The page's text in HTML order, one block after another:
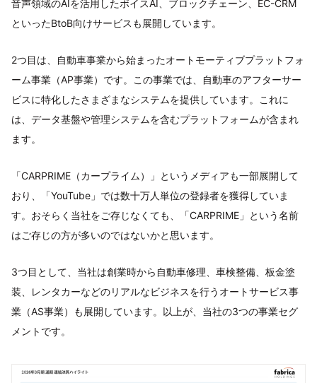
音声領域のAIを活用したボイスAI、ブロックチェーン、EC-CRM
といったBtoB向けサービスも展開しています。
2つ目は、自動車事業から始まったオートモーティブプラットフォ
ーム事業（AP事業）です。この事業では、自動車のアフターサー
ビスに特化したさまざまなシステムを提供しています。これに
は、データ基盤や管理システムを含むプラットフォームが含まれ
ます。
「CARPRIME（カープライム）」というメディアも一部展開して
おり、「YouTube」では数十万人単位の登録者を獲得していま
す。おそらく当社をご存じなくても、「CARPRIME」という名前
はご存じの方が多いのではないかと思います。
3つ目として、当社は創業時から自動車修理、車検整備、板金塗
装、レンタカーなどのリアルなビジネスを行うオートサービス事
業（AS事業）も展開しています。以上が、当社の3つの事業セグ
メントです。